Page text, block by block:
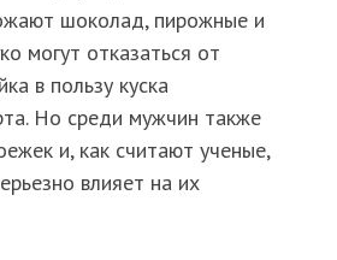
шоколад, пирожные и
могут отказаться от
в пользу куска
Но среди мужчин также
и, как считают ученые,
влияет на их